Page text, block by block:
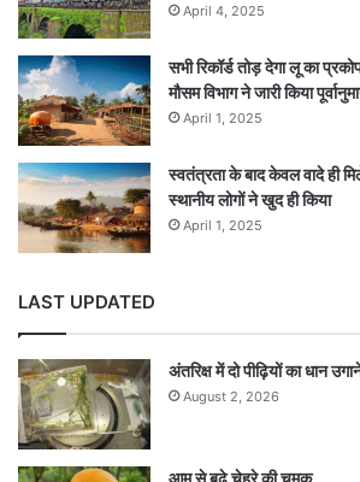
April 4, 2025
सभी रिकॉर्ड तोड़ देगा लू का
मौसम विभाग ने जारी किया
April 1, 2025
स्वतंत्रता के बाद केवल वादे ही
स्थानीय लोगों ने खुद ही किया
April 1, 2025
LAST UPDATED
अंतरिक्ष में दो पीढ़ियों का धान
August 2, 2026
आम से बढ़े चेहरे की चमक